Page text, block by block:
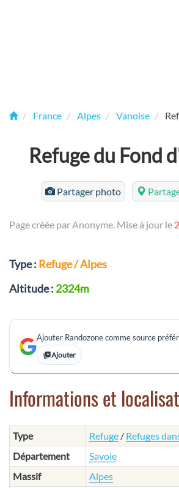
France Alpes Vanoise
Refuge du Fond
Partager photo
Page créée par Anonyme. Mise à jour le
Type : Refuge / Alpes
Altitude : 2324m
Ajouter Randozone comme source
Ajouter
Informations et
Type Refuge / Refuges
Département
Savoie
Massif
Alpes